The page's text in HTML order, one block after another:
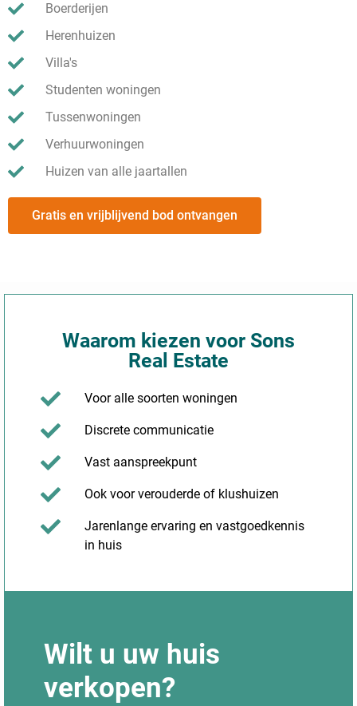
Boerderijen
Herenhuizen
Villa's
Studenten woningen
Tussenwoningen
Verhuurwoningen
Huizen van alle jaartallen
Gratis en vrijblijvend bod ontvangen
Waarom kiezen voor Sons
Real Estate
Voor alle soorten woningen
Discrete communicatie
Vast aanspreekpunt
Ook voor verouderde of klushuizen
Jarenlange ervaring en vastgoedkennis
in huis
Wilt u uw huis
verkopen?